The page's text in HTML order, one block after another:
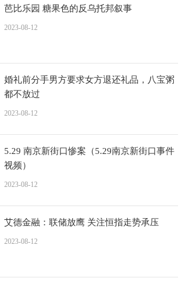
芭比乐园 糖果色的反乌托邦叙事
2023-08-12
婚礼前分手男方要求女方退还礼品，八宝粥
都不放过
2023-08-12
5.29 南京新街口惨案（5.29南京新街口事件
视频）
2023-08-12
艾德金融：联储放鹰 关注恒指走势承压
2023-08-12